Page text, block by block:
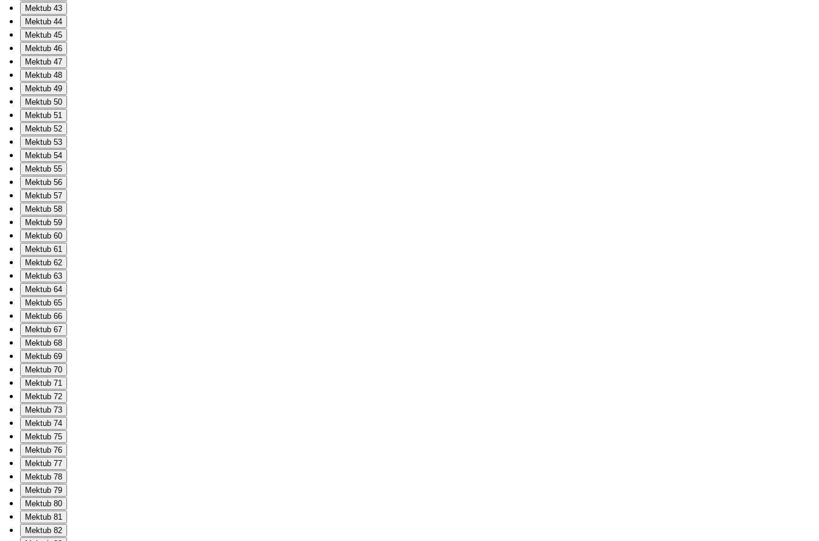
Mektub 43
Mektub 44
Mektub 45
Mektub 46
Mektub 47
Mektub 48
Mektub 49
Mektub 50
Mektub 51
Mektub 52
Mektub 53
Mektub 54
Mektub 55
Mektub 56
Mektub 57
Mektub 58
Mektub 59
Mektub 60
Mektub 61
Mektub 62
Mektub 63
Mektub 64
Mektub 65
Mektub 66
Mektub 67
Mektub 68
Mektub 69
Mektub 70
Mektub 71
Mektub 72
Mektub 73
Mektub 74
Mektub 75
Mektub 76
Mektub 77
Mektub 78
Mektub 79
Mektub 80
Mektub 81
Mektub 82